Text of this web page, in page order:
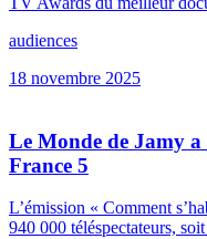
audiences
18 novembre 2025
Le Monde de Jamy a
France 5
L’émission « Comment
940 000 téléspectateurs,